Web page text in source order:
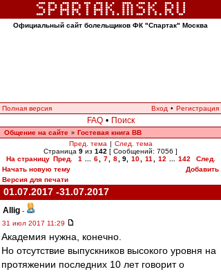
Официальный сайт болельщиков ФК "Спартак" Москва
Полная версия Вход • Регистрация
FAQ • Поиск
Общение на сайте » Гостевая книга ВВ
Пред. тема | След. тема
Страница 9 из 142 [ Сообщений: 7056 ]
На страницу Пред. 1 6 7 8 9, 10 11 12 142
След.
Начать новую тему
Добавить
Версия для печати
01.07.2017 -31.07.2017
Allig -
31 июл 2017 11:29
Академия нужна, конечно.
Но отсутствие выпускников высокого уровня на
протяжении последних 10 лет говорит о